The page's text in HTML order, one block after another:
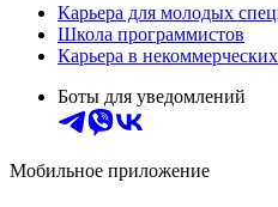
Карьера для молодых
Школа программистов
Карьера в
Боты для уведомлений
Мобильное приложение